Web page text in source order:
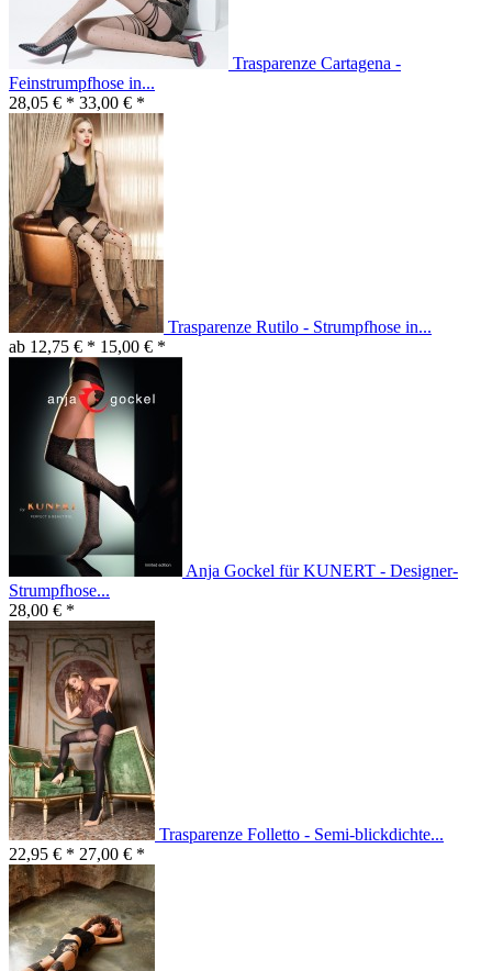
Trasparenze Cartagena -
Feinstrumpfhose in...
28,05 € * 33,00 € *
Trasparenze Rutilo - Strumpfhose in...
ab 12,75 € * 15,00 € *
Anja Gockel für KUNERT - Designer-
Strumpfhose...
28,00 € *
Trasparenze Folletto - Semi-blickdichte...
22,95 € * 27,00 € *